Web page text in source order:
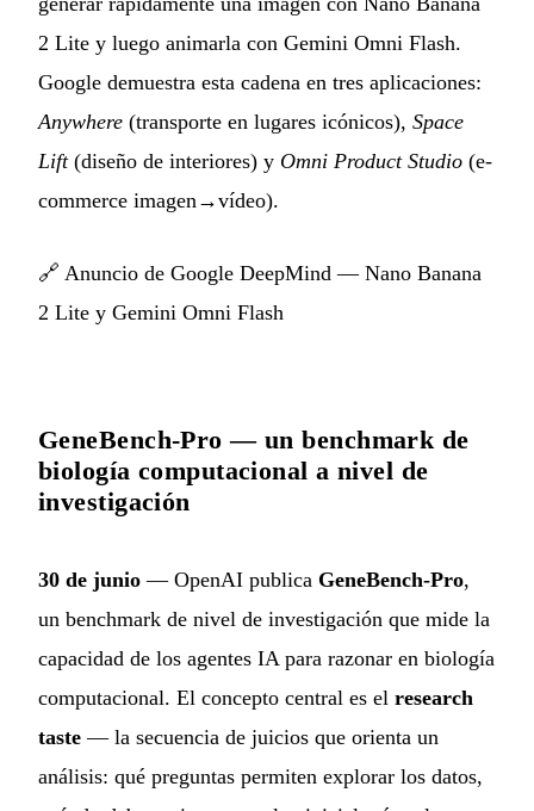
2 Lite y luego animarla con Gemini Omni Flash.
Google demuestra esta cadena en tres aplicaciones:
Anywhere (transporte en lugares icónicos), Space
Lift(diseño de interiores) y Omni Product Studio (e-
commerce imagen→vídeo).
🔗 Anuncio de Google DeepMind — Nano Banana
2 Lite y Gemini Omni Flash
GeneBench-Pro — un benchmark de
biología computacional a nivel de
investigación
30 de junio — OpenAI publica GeneBench-Pro,
un benchmark de nivel de investigación que mide la
capacidad de los agentes IA para razonar en biología
computacional. El concepto central es el research
taste — la secuencia de juicios que orienta un
análisis: qué preguntas permiten explorar los datos,